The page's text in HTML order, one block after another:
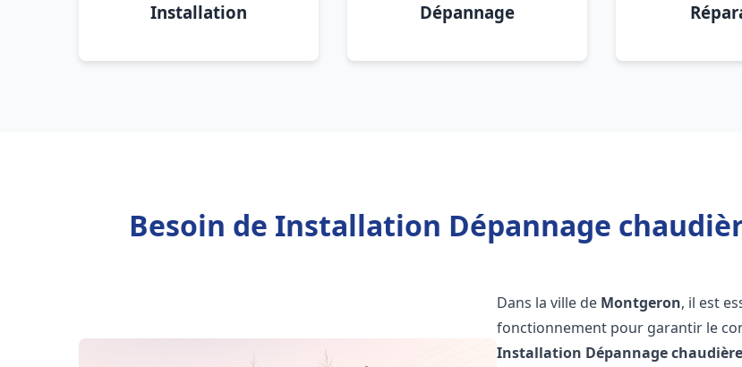
Installation Dépannage
Besoin de Installation Dépannage
Dans la ville de Montgeron, il est
fonctionnement pour garantir le
Installation Dépannage